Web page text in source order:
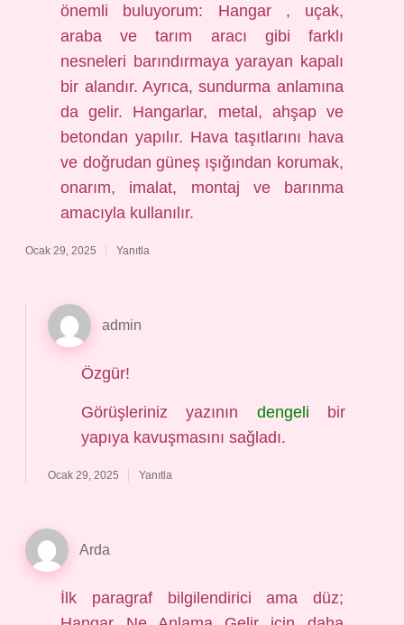
önemli buluyorum: Hangar , uçak,
araba ve tarım aracı gibi farklı
nesneleri barındırmaya yarayan kapalı
bir alandır. Ayrıca, sundurma anlamına
da gelir. Hangarlar, metal, ahşap ve
betondan yapılır. Hava taşıtlarını hava
ve doğrudan güneş ışığından korumak,
onarım, imalat, montaj ve barınma
amacıyla kullanılır.
Ocak 29, 2025 Yanıtla
admin
Özgür!
Görüşleriniz yazının dengeli bir
yapıya kavuşmasını sağladı.
Ocak 29, 2025 Yanıtla
Arda
İlk paragraf bilgilendirici ama düz;